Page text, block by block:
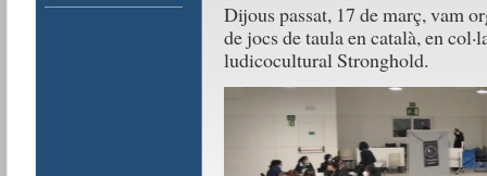
Dijous passat, 17 de març, vam
de jocs de taula en català, en
ludicocultural Stronghold.